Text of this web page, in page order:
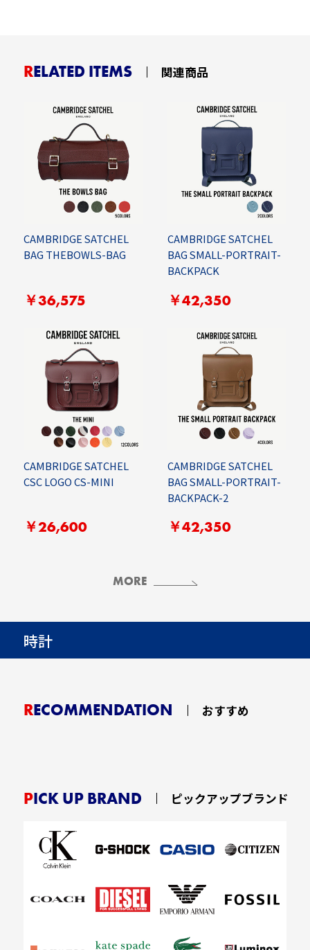
RELATED ITEMS 関連商品
CAMBRIDGE SATCHEL
BAG THEBOWLS-BAG
￥36,575
CAMBRIDGE SATCHEL
BAG SMALL-PORTRAIT-
BACKPACK
￥42,350
CAMBRIDGE SATCHEL
CSC LOGO CS-MINI
￥26,600
CAMBRIDGE SATCHEL
BAG SMALL-PORTRAIT-
BACKPACK-2
￥42,350
MORE
時計
RECOMMENDATION おすすめ
PICK UP BRAND ピックアップブランド